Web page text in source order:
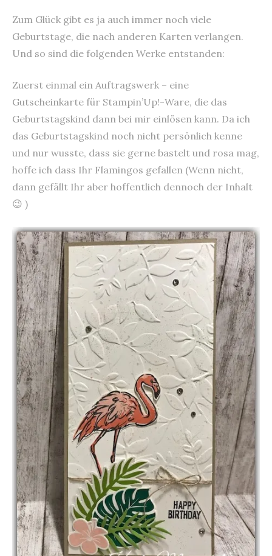
Zum Glück gibt es ja auch immer noch viele
Geburtstage, die nach anderen Karten verlangen.
Und so sind die folgenden Werke entstanden:
Zuerst einmal ein Auftragswerk – eine
Gutscheinkarte für Stampin’Up!-Ware, die das
Geburtstagskind dann bei mir einlösen kann. Da ich
das Geburtstagskind noch nicht persönlich kenne
und nur wusste, dass sie gerne bastelt und rosa mag,
hoffe ich dass Ihr Flamingos gefallen (Wenn nicht,
dann gefällt Ihr aber hoffentlich dennoch der Inhalt
😉 )